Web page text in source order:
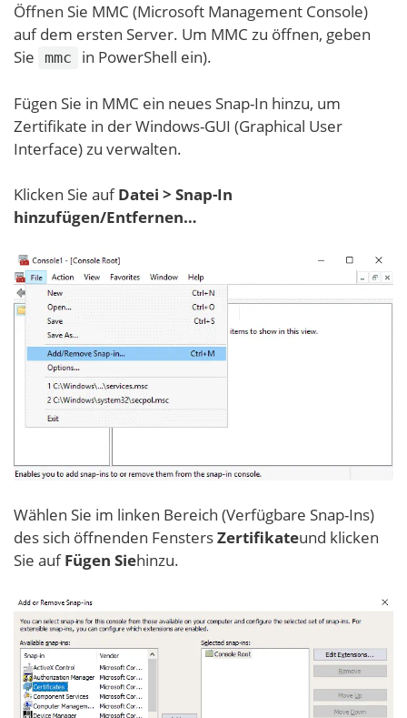
Öffnen Sie MMC (Microsoft Management Console)
auf dem ersten Server. Um MMC zu öffnen, geben
Sie
mmc in PowerShell ein).
Fügen Sie in MMC ein neues Snap-In hinzu, um
Zertifikate in der Windows-GUI (Graphical User
Interface) zu verwalten.
Klicken Sie aufDatei > Snap-In
hinzufügen/Entfernen…
Wählen Sie im linken Bereich (Verfügbare Snap-Ins)
des sich öffnenden FenstersZertifikateund klicken
Sie aufFügen Siehinzu.